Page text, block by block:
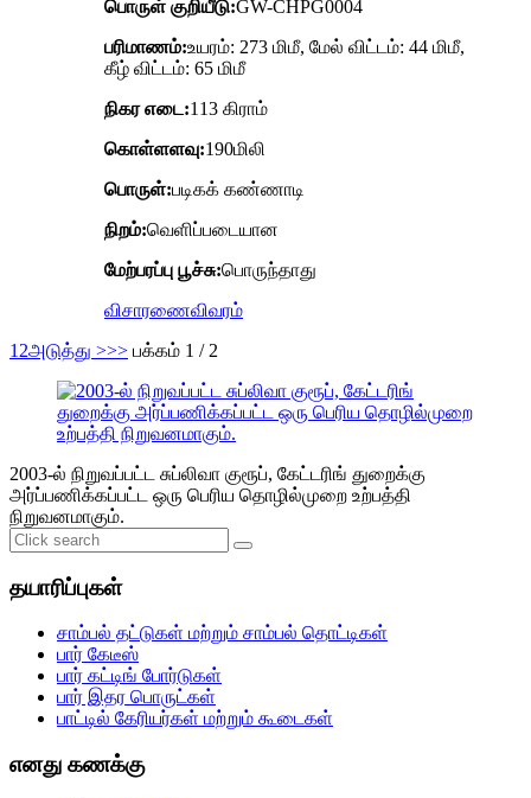
பொருள் குறியீடு:GW-CHPG0004
பரிமாணம்:உயரம்: 273 மிமீ, மேல் விட்டம்: 44 மிமீ,
கீழ் விட்டம்: 65 மிமீ
நிகர எடை:113 கிராம்
கொள்ளளவு:190மிலி
பொருள்:படிகக் கண்ணாடி
நிறம்:வெளிப்படையான
மேற்பரப்பு பூச்சு:பொருந்தாது
விசாரணைவிவரம்
1 2அடுத்து >>> பக்கம் 1 / 2
2003-ல் நிறுவப்பட்ட சுப்லிவா குரூப், கேட்டரிங் துறைக்கு
அர்ப்பணிக்கப்பட்ட ஒரு பெரிய தொழில்முறை உற்பத்தி
நிறுவனமாகும்.
தயாரிப்புகள்
சாம்பல் தட்டுகள் மற்றும் சாம்பல் தொட்டிகள்
பார் கேடீஸ்
பார் கட்டிங் போர்டுகள்
பார் இதர பொருட்கள்
பாட்டில் கேரியர்கள் மற்றும் கூடைகள்
எனது கணக்கு